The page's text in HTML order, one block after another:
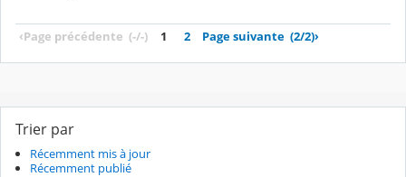
‹Page précédente (-/-) 1 2 Page suivante (2/2)›
Trier par
Récemment mis à jour
Récemment publié